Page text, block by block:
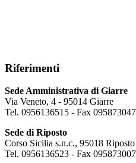
Riferimenti
Sede Amministrativa di Giarre
Via Veneto, 4 - 95014 Giarre
Tel. 0956136515 - Fax
Sede di Riposto
Corso Sicilia s.n.c., 95018 Riposto
Tel. 0956136523 - Fax